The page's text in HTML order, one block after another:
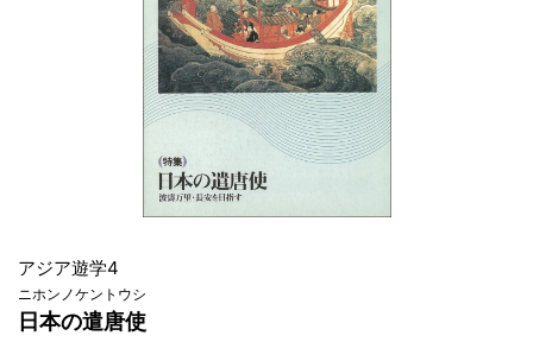
アジア遊学4
ニホンノケントウシ
日本の遣唐使